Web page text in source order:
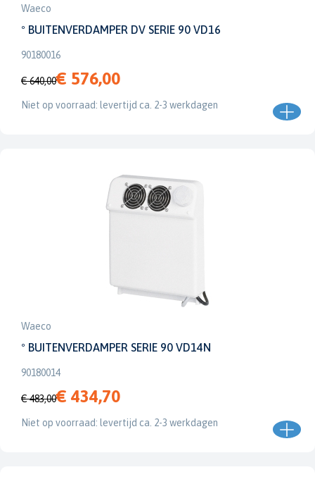
Waeco
º BUITENVERDAMPER DV SERIE 90 VD16
90180016
€ 640,00€ 576,00
Niet op voorraad: levertijd ca. 2-3 werkdagen
Waeco
º BUITENVERDAMPER SERIE 90 VD14N
90180014
€ 483,00€ 434,70
Niet op voorraad: levertijd ca. 2-3 werkdagen